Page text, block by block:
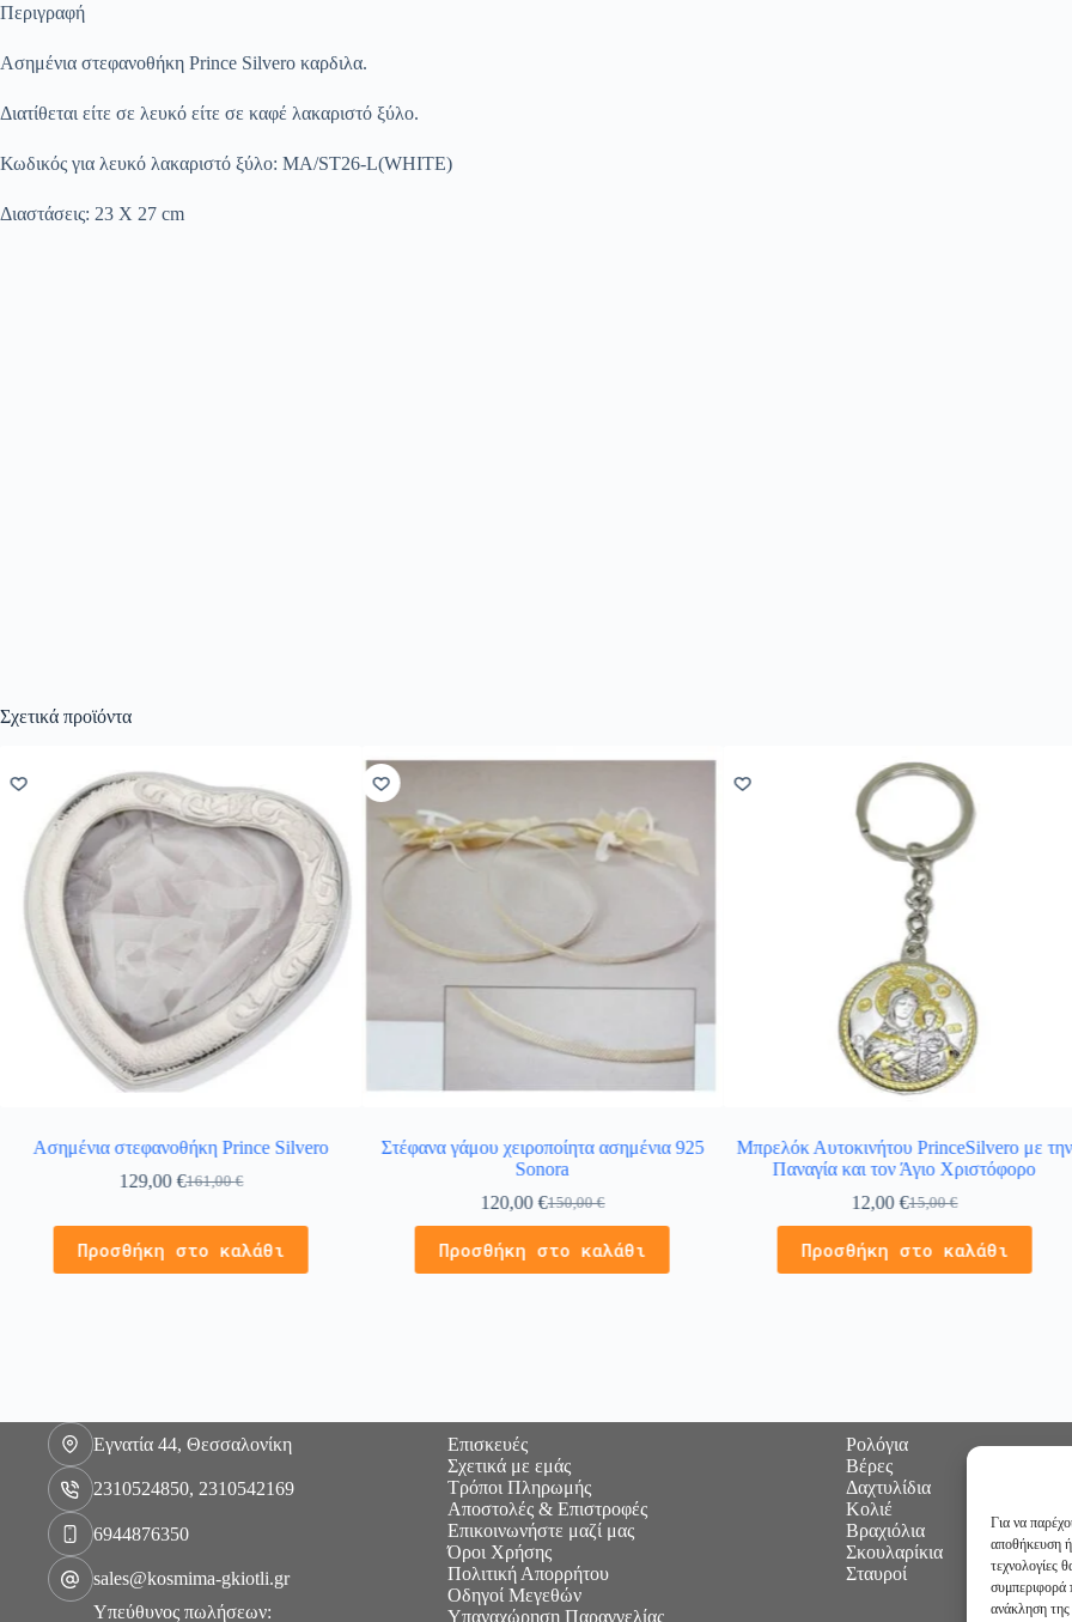
Για να
αποθήκευση
τεχνολογίες
συμπεριφορά
ανάκληση της
Περιγραφή
Ασημένια στεφανοθήκη Prince Silvero καρδιλα.
Διατίθεται είτε σε λευκό είτε σε καφέ λακαριστό ξύλο.
Κωδικός για λευκό λακαριστό ξύλο: MA/ST26-L(WHITE)
Διαστάσεις: 23 Χ 27 cm
Σχετικά προϊόντα
Ασημένια στεφανοθήκη Prince Silvero
161,00€
129,00€
Προσθήκη στο καλάθι
Στέφανα γάμου χειροποίητα ασημένια 925
Sonora
150,00€
120,00€
Προσθήκη στο καλάθι
Μπρελόκ Αυτοκινήτου PrinceSilvero με την
Παναγία και τον Άγιο Χριστόφορο
15,00€
12,00€
Προσθήκη στο καλάθι
Εγνατία 44, Θεσσαλονίκη
2310524850, 2310542169
6944876350
sales@kosmima-gkiotli.gr
Υπεύθυνος πωλήσεων:
Επισκευές
Σχετικά με εμάς
Τρόποι Πληρωμής
Αποστολές & Επιστροφές
Επικοινωνήστε μαζί μας
Όροι Χρήσης
Πολιτική Απορρήτου
Οδηγοί Μεγεθών
Υπαναχώρηση Παραγγελίας
Ρολόγια
Βέρες
Δαχτυλίδια
Κολιέ
Βραχιόλια
Σκουλαρίκια
Σταυροί